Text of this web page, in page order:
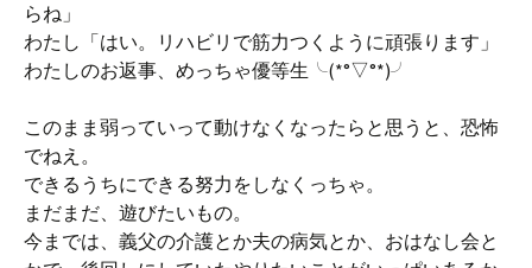
らね」
わたし「はい。リハビリで筋力つくように頑張ります」
わたしのお返事、めっちゃ優等生╰(*°▽°*)╯
このまま弱っていって動けなくなったらと思うと、恐怖
でねえ。
できるうちにできる努力をしなくっちゃ。
まだまだ、遊びたいもの。
今までは、義父の介護とか夫の病気とか、おはなし会と